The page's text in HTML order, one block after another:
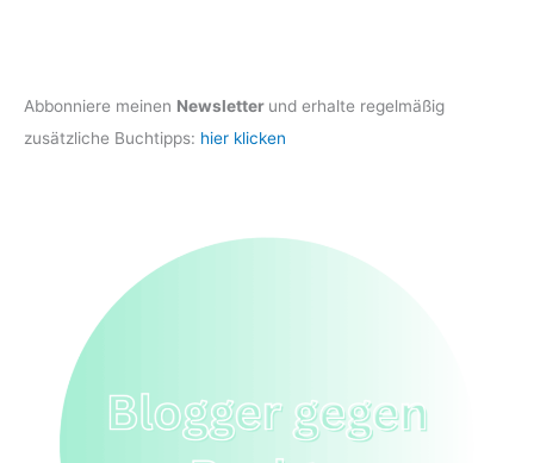
Abbonniere meinen Newsletter und erhalte regelmäßig
zusätzliche Buchtipps: hier klicken